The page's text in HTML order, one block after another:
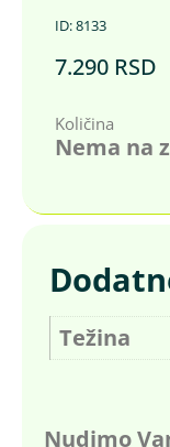
ID: 8133
7.290 RSD
Količina
Nema na
Težina
Nudimo